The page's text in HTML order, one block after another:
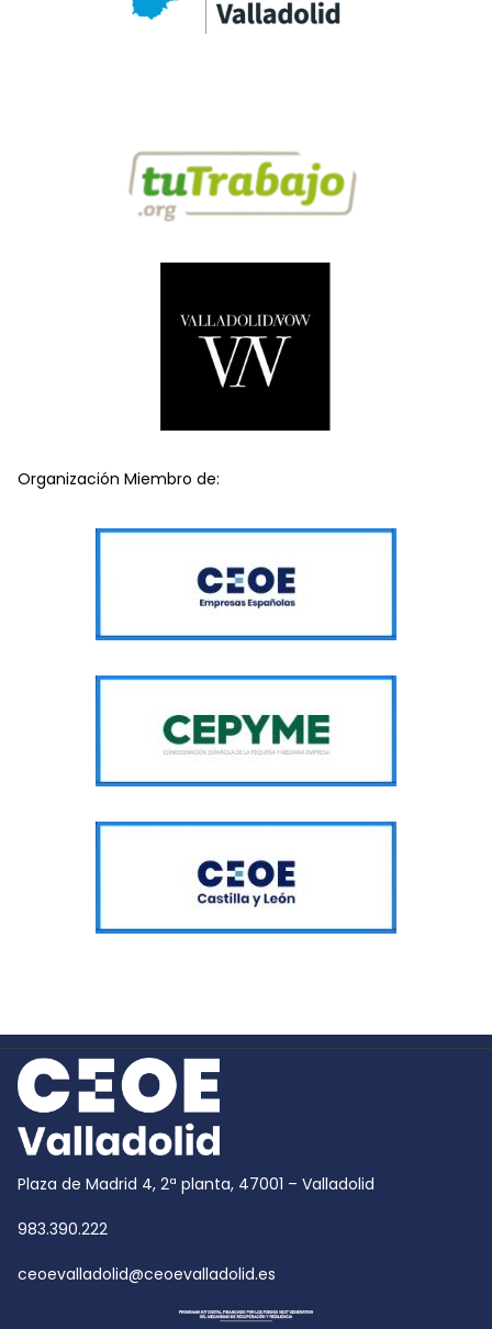
Organización Miembro de:
Plaza de Madrid 4, 2ª planta, 47001 – Valladolid
983.390.222
ceoevalladolid@ceoevalladolid.es